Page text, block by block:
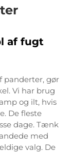
af fugt
panderter, gør
Vi har brug
og ilt, hvis
De fleste
dage. Tænk
med
valg. De